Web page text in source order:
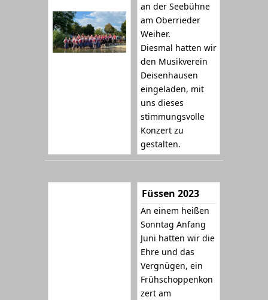
an der Seebühne
am Oberrieder
Weiher.
Diesmal hatten wir
den Musikverein
Deisenhausen
eingeladen, mit
uns dieses
stimmungsvolle
Konzert zu
gestalten.
Füssen 2023
An einem heißen
Sonntag Anfang
Juni hatten wir die
Ehre und das
Vergnügen, ein
Frühschoppenkon
zert am